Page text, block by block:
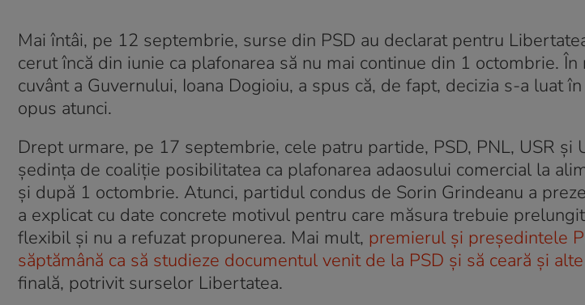
Mai întâi, pe 12 septembrie, surse din PSD au declarat pentru
cerut încă din iunie ca plafonarea să nu mai continue din 1 octombrie.
cuvânt a Guvernului, Ioana Dogioiu, a spus că, de fapt, decizia s-a luat
opus atunci.
Drept urmare, pe 17 septembrie, cele patru partide, PSD, PNL, USR și
ședința de coaliție posibilitatea ca plafonarea adaosului comercial la
și după 1 octombrie. Atunci, partidul condus de Sorin Grindeanu a
a explicat cu date concrete motivul pentru care măsura trebuie
flexibil și nu a refuzat propunerea. Mai mult, premierul și președintele
săptămână ca să studieze documentul venit de la PSD și să ceară și
finală, potrivit surselor Libertatea.